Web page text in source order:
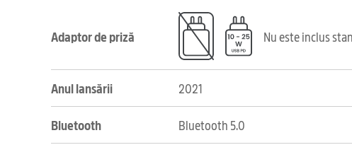
Adaptor de priză Nu este inclus
Anul lansării 2021
Bluetooth Bluetooth 5.0